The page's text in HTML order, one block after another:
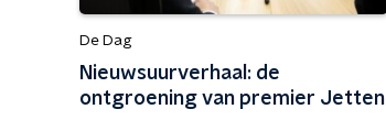
De Dag
Nieuwsuurverhaal: de
ontgroening van premier Jetten